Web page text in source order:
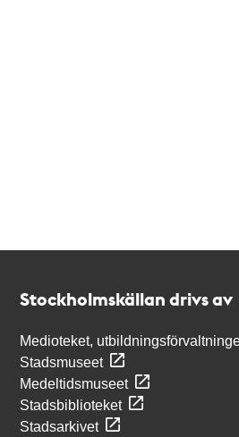
Stockholmskällan drivs av
Medioteket,
Stadsmuseet
Medeltidsmuseet
Stadsbiblioteket
Stadsarkivet